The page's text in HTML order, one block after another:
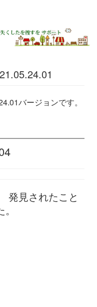
バージョンです。
発見されたこと